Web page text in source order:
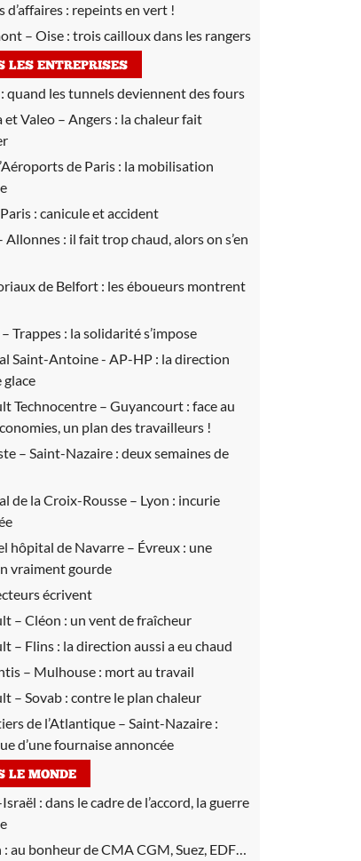
d’affaires : repeints en vert !
– Oise : trois cailloux dans les rangers
LES ENTREPRISES
quand les tunnels deviennent des fours
et Valeo – Angers : la chaleur fait
de Paris : la mobilisation
: canicule et accident
Allonnes : il fait trop chaud, alors on s’en
de Belfort : les éboueurs montrent
Trappes : la solidarité s’impose
Saint-Antoine - AP-HP : la direction
glace
Technocentre – Guyancourt : face au
un plan des travailleurs !
– Saint-Nazaire : deux semaines de
de la Croix-Rousse – Lyon : incurie
hôpital de Navarre – Évreux : une
vraiment gourde
écrivent
– Cléon : un vent de fraîcheur
– Flins : la direction aussi a eu chaud
– Mulhouse : mort au travail
– Sovab : contre le plan chaleur
de l’Atlantique – Saint-Nazaire :
d’une fournaise annoncée
LE MONDE
: dans le cadre de l’accord, la guerre
: au bonheur de CMA CGM, Suez, EDF…